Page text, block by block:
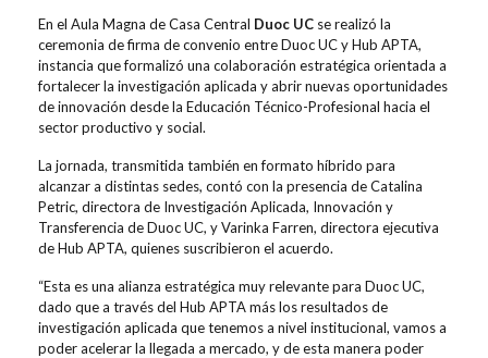
En el Aula Magna de Casa Central Duoc UC se realizó la
ceremonia de firma de convenio entre Duoc UC y Hub APTA,
instancia que formalizó una colaboración estratégica orientada a
fortalecer la investigación aplicada y abrir nuevas oportunidades
de innovación desde la Educación Técnico-Profesional hacia el
sector productivo y social.
La jornada, transmitida también en formato híbrido para
alcanzar a distintas sedes, contó con la presencia de Catalina
Petric, directora de Investigación Aplicada, Innovación y
Transferencia de Duoc UC, y Varinka Farren, directora ejecutiva
de Hub APTA, quienes suscribieron el acuerdo.
“Esta es una alianza estratégica muy relevante para Duoc UC,
dado que a través del Hub APTA más los resultados de
investigación aplicada que tenemos a nivel institucional, vamos a
poder acelerar la llegada a mercado, y de esta manera poder